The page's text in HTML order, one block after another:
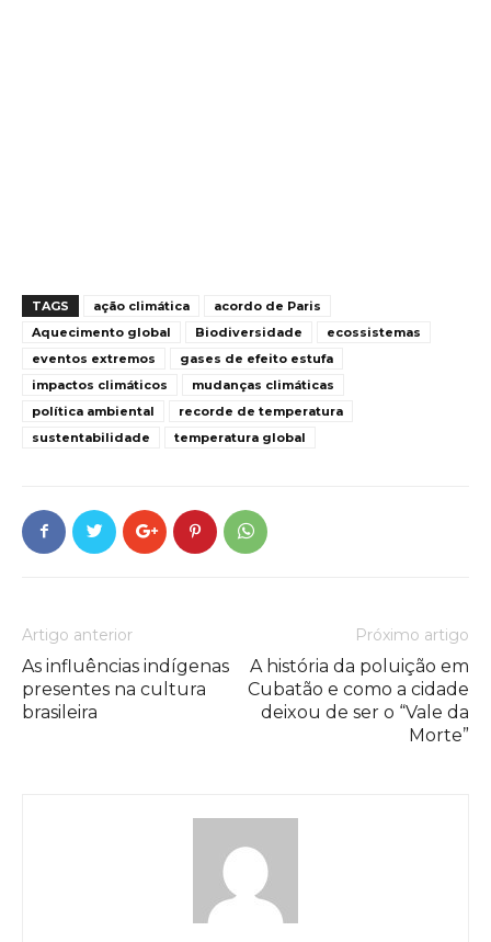
TAGS ação climática
acordo de Paris
Aquecimento global
Biodiversidade
ecossistemas
eventos extremos
gases de efeito estufa
impactos climáticos
mudanças climáticas
política ambiental
recorde de temperatura
sustentabilidade
temperatura global
Artigo anterior
As influências indígenas
presentes na cultura
brasileira
Próximo artigo
A história da poluição em
Cubatão e como a cidade
deixou de ser o “Vale da
Morte”